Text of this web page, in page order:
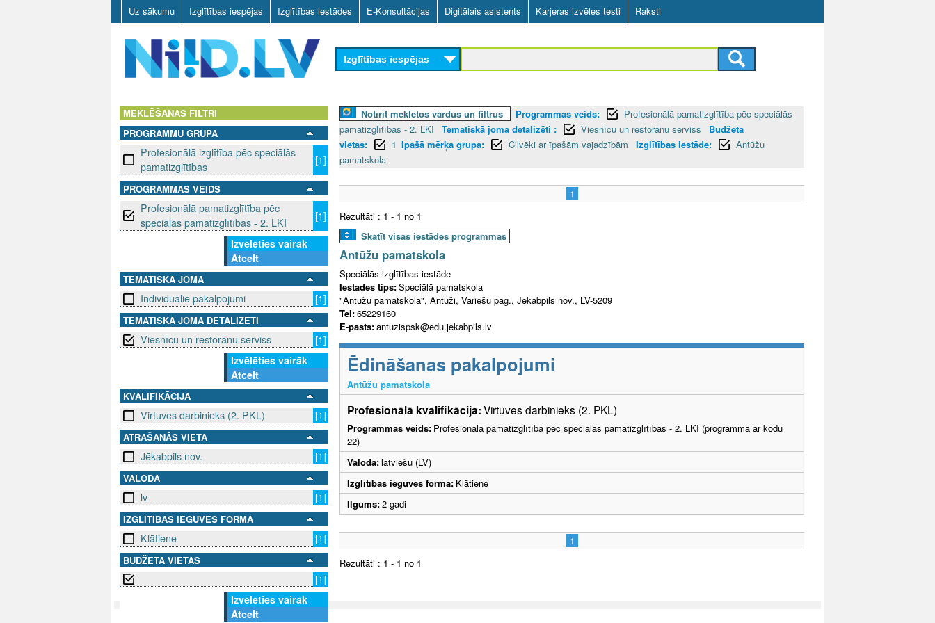
Skip
to
main
content
Uz sākumu Izglītības iespējas Izglītības iestādes E-Konsultācijas Digitālais asistents Karjeras izvēles testi Raksti
D
L
Izglītības iespējas
MEKLĒŠANAS FILTRI
PROGRAMMU GRUPA
Profesionālā izglītība pēc speciālās
pamatizglītības
[1]
PROGRAMMAS VEIDS
Profesionālā pamatizglītība pēc
speciālās pamatizglītības - 2. LKI
[1]
Izvēlēties vairāk
Atcelt
TEMATISKĀ JOMA
Individuālie pakalpojumi [1]
TEMATISKĀ JOMA DETALIZĒTI
Viesnīcu un restorānu serviss
[1]
Izvēlēties vairāk
Atcelt
KVALIFIKĀCIJA
Virtuves darbinieks (2. PKL) [1]
ATRAŠANĀS VIETA
Jēkabpils nov. [1]
VALODA
lv [1]
IZGLĪTĪBAS IEGUVES FORMA
Klātiene [1]
BUDŽETA VIETAS
[1]
Izvēlēties vairāk
Atcelt
Notīrīt meklētos vārdus un filtrus Programmas veids:
Profesionālā pamatizglītība pēc speciālās
pamatizglītības - 2. LKI
Tematiskā joma detalizēti : Viesnīcu un restorānu serviss
Budžeta
vietas:
1 Īpašā mērķa grupa: Cilvēki ar īpašām vajadzībām Izglītības iestāde:
Antūžu
pamatskola
1
Rezultāti : 1 - 1 no 1
Skatīt visas iestādes programmas
Antūžu pamatskola
Speciālās izglītības iestāde
Iestādes tips:Speciālā pamatskola
"Antūžu pamatskola", Antūži, Variešu pag., Jēkabpils nov., LV-5209
Tel:65229160
E-pasts:antuzispsk@edu.jekabpils.lv
Ēdināšanas pakalpojumi
Antūžu pamatskola
Profesionālā kvalifikācija:Virtuves darbinieks (2. PKL)
Programmas veids: Profesionālā pamatizglītība pēc speciālās pamatizglītības - 2. LKI (programma ar kodu
22)
Valoda:latviešu (LV)
Izglītības ieguves forma: Klātiene
Ilgums:2 gadi
1
Rezultāti : 1 - 1 no 1